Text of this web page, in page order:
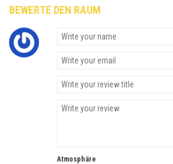
BEWERTE DEN RAUM
Atmosphäre